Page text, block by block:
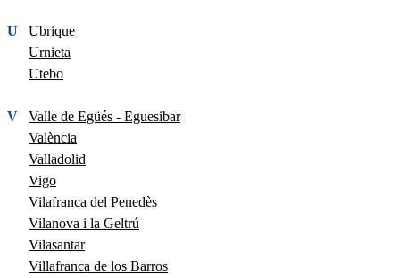
U
Ubrique
Urnieta
Utebo
V
Valle de Egüés - Eguesibar
València
Valladolid
Vigo
Vilafranca del Penedès
Vilanova i la Geltrú
Vilasantar
Villafranca de los Barros